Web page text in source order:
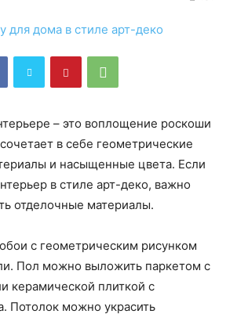
– это воплощение роскоши
в себе геометрические
и насыщенные цвета. Если
в стиле арт-деко, важно
отделочные материалы.
с геометрическим рисунком
Пол можно выложить паркетом с
керамической плиткой с
Потолок можно украсить